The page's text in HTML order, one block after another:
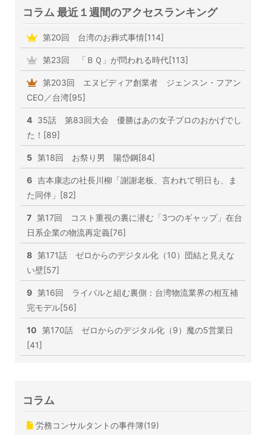
コラム 最近１週間のアクセスランキング
第20回 台湾のお葬式事情[114]
第23回 「ＢＱ」が問われる時代[113]
第203回 エヌビディア創業者 ジェンスン・フアン
CEO／台湾[95]
4 35話 第83回大会 優勝はあの女子プロのおかげでし
た！[89]
5 第18回 お祭り男 陽岱鋼[84]
6 吉本康志の社長川柳「謝謝老板、言われて明日も、ま
た同伴」[82]
7 第17回 コスト重視の裏に潜む「3つのギャップ」在台
日系企業の物流再定義[76]
8 第171話 ゼロからのデジタル化（10）団結と見えな
い壁[57]
9 第16回 ライバルと組む裏側：台湾物流業界の相互補
完モデル[56]
10 第170話 ゼロからのデジタル化（9）魔の5営業日
[41]
コラム
労務コンサルタントの事件簿(19)